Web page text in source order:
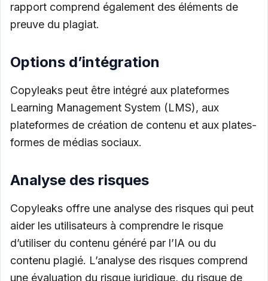
rapport comprend également des éléments de
preuve du plagiat.
Options d’intégration
Copyleaks peut être intégré aux plateformes
Learning Management System (LMS), aux
plateformes de création de contenu et aux plates-
formes de médias sociaux.
Analyse des risques
Copyleaks offre une analyse des risques qui peut
aider les utilisateurs à comprendre le risque
d’utiliser du contenu généré par l’IA ou du
contenu plagié. L’analyse des risques comprend
une évaluation du risque juridique, du risque de